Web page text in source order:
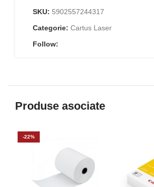
SKU: 5902557244317
Categorie: Cartus Laser
Follow:
Produse asociate
-22%